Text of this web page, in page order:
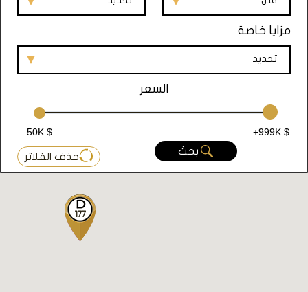
مزايا خاصة
تحديد
السعر
50K $
+999K $
بحث
حذف الفلاتر
177